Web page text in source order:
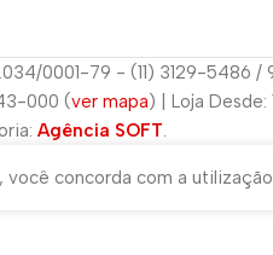
0001-79 - (11) 3129-5486 /
000 (ver mapa) | Loja Desde:
Agência SOFT.
você concorda com a